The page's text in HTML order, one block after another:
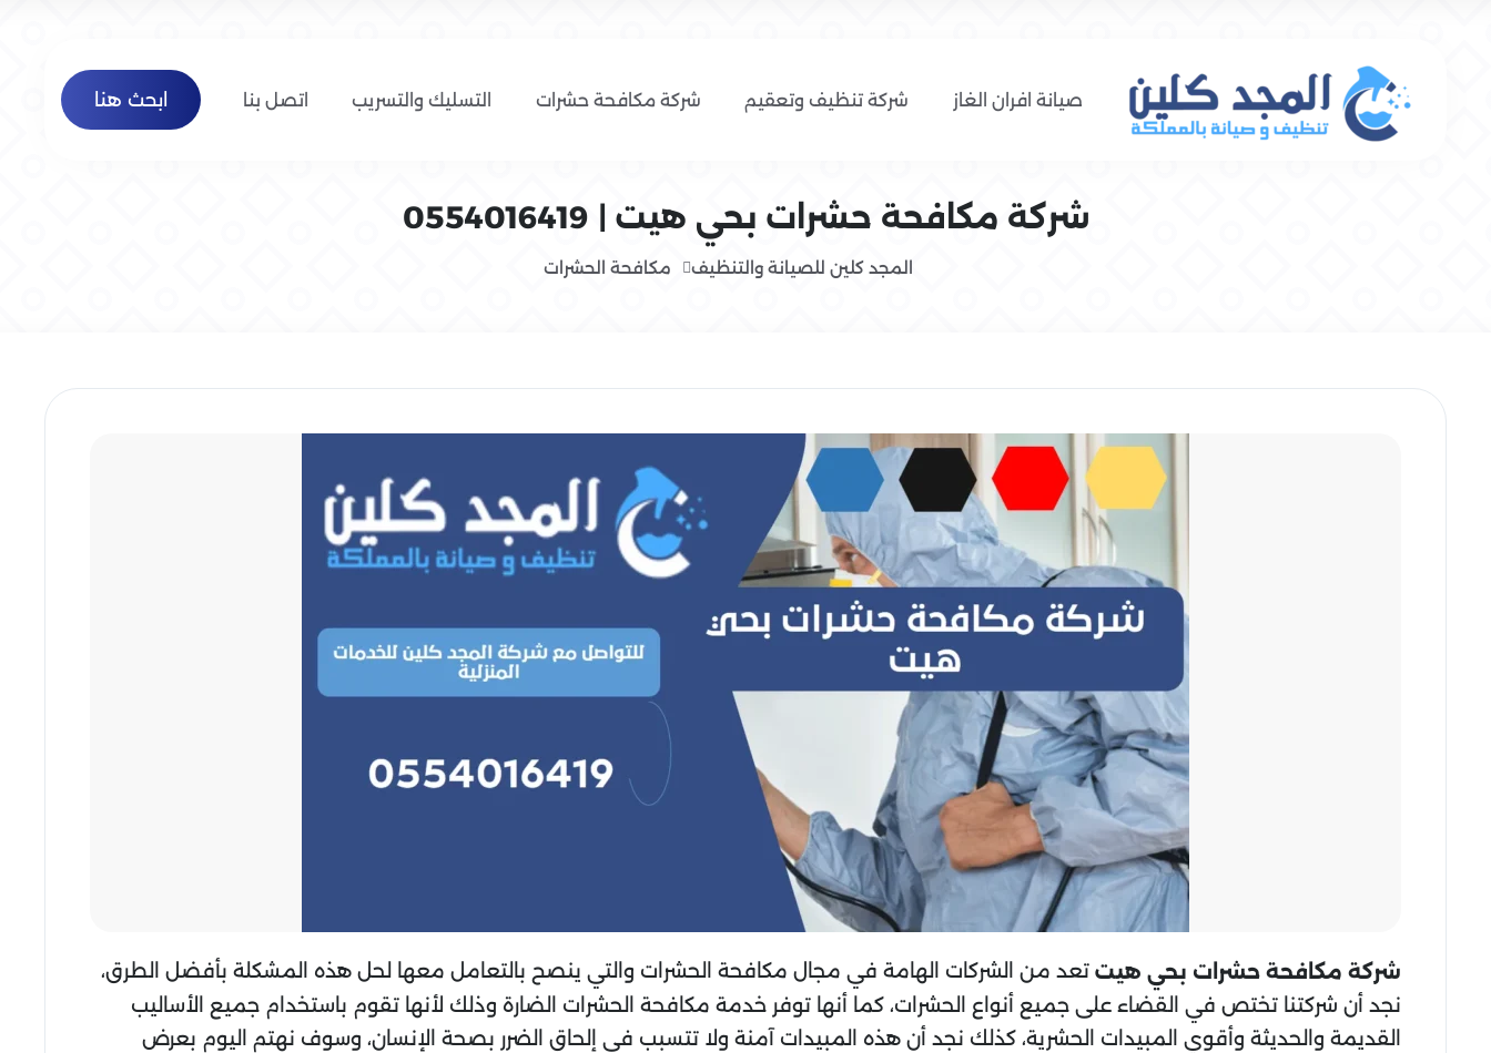
صيانة افران الغاز شركة تنظيف وتعقيم شركة مكافحة حشرات التسليك والتسريب اتصل بنا ابحث هنا
شركة مكافحة حشرات بحي هيت | 0554016419
المجد كلين للصيانة والتنظيف مكافحة الحشرات
شركة مكافحة حشرات بحي هيت تعد من الشركات الهامة في مجال مكافحة الحشرات والتي ينصح بالتعامل معها لحل هذه المشكلة بأفضل الطرق،
نجد أن شركتنا تختص في القضاء على جميع أنواع الحشرات، كما أنها توفر خدمة مكافحة الحشرات الضارة وذلك لأنها تقوم باستخدام جميع الأساليب
القديمة والحديثة وأقوي المبيدات الحشرية، كذلك نجد أن هذه المبيدات آمنة ولا تتسبب في إلحاق الضرر بصحة الإنسان، وسوف نهتم اليوم بعرض